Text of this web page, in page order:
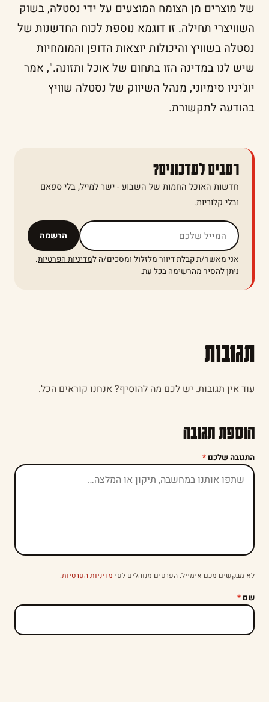
של מוצרים מן הצומח המוצעים על ידי נסטלה, בשוק
השוויצרי תחילה. זו דוגמא נוספת לכוח החדשנות של
נסטלה בשוויץ והיכולות יוצאות הדופן והמומחיות
שיש לנו במדינה הזו בתחום של אוכל ותזונה.", אמר
יוג'יניו סימיוני, מנהל השיווק של נסטלה שוויץ
בהודעה לתקשורת.
רעבים לעדכונים?
חדשות האוכל החמות של השבוע - ישר למייל, בלי ספאם
ובלי קלוריות.
הרשמה אל תמלאו שדה זה
אני מאשר/ת קבלת דיוור מלזלול ומסכים/ה למדיניות הפרטיות.
ניתן להסיר מהרשימה בכל עת.
תגובות
עוד אין תגובות. יש לכם מה להוסיף? אנחנו קוראים הכל.
הוספת תגובה
התגובה שלכם *
לא מבקשים מכם אימייל. הפרטים מנוהלים לפי מדיניות הפרטיות.
שם *